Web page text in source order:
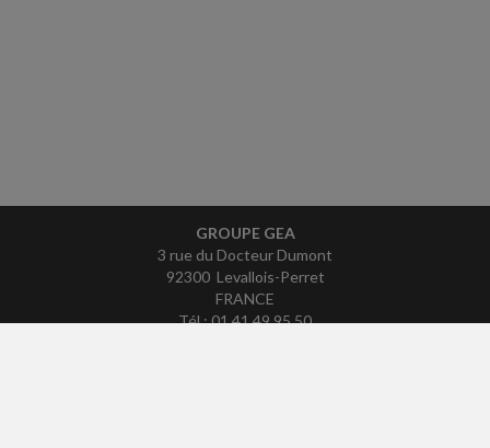
GROUPE GEA
3 rue du Docteur Dumont
92300 Levallois-Perret
FRANCE
Tél : 01 41 49 95 50